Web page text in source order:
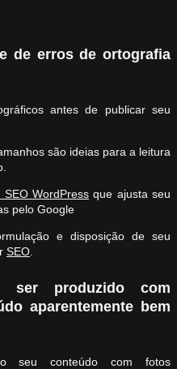
de erros de ortografia
antes de publicar seu
são ideias para a leitura
SEO WordPress que ajusta seu
pelo Google
e disposição de seu
SEO
ser produzido com
aparentemente bem
seu conteúdo com fotos